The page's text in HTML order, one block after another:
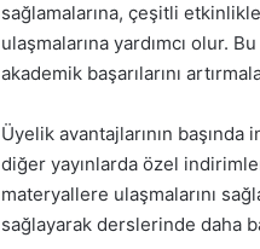
sağlamalarına, çeşitli
ulaşmalarına yardımcı olur.
akademik başarılarını
Üyelik avantajlarının
diğer yayınlarda özel
materyallere ulaşmalarını
sağlayarak derslerinde daha